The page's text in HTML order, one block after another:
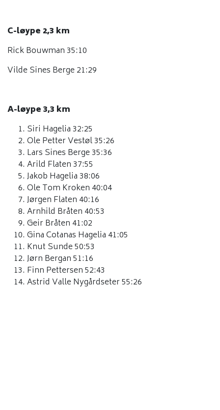
C-løype 2,3 km
Rick Bouwman 35:10
Vilde Sines Berge 21:29
A-løype 3,3 km
Siri Hagelia 32:25
Ole Petter Vestøl 35:26
Lars Sines Berge 35:36
Arild Flaten 37:55
Jakob Hagelia 38:06
Ole Tom Kroken 40:04
Jørgen Flaten 40:16
Arnhild Bråten 40:53
Geir Bråten 41:02
Gina Cotanas Hagelia 41:05
Knut Sunde 50:53
Jørn Bergan 51:16
Finn Pettersen 52:43
Astrid Valle Nygårdseter 55:26